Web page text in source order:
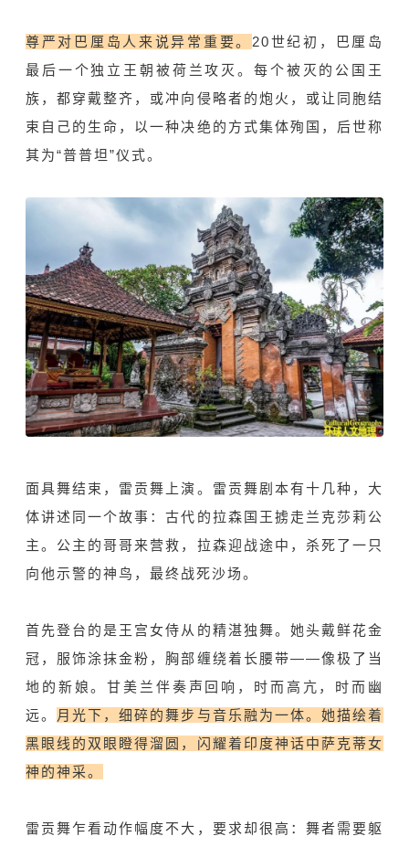
尊严对巴厘岛人来说异常重要。 20世纪初，巴厘岛
最后一个独立王朝被荷兰攻灭。每个被灭的公国王
族，都穿戴整齐，或冲向侵略者的炮火，或让同胞结
束自己的生命，以一种决绝的方式集体殉国，后世称
其为“普普坦”仪式。
面具舞结束，雷贡舞上演。雷贡舞剧本有十几种，大
体讲述同一个故事：古代的拉森国王掳走兰克莎莉公
主。公主的哥哥来营救，拉森迎战途中，杀死了一只
向他示警的神鸟，最终战死沙场。
首先登台的是王宫女侍从的精湛独舞。她头戴鲜花金
冠，服饰涂抹金粉，胸部缠绕着长腰带——像极了当
地的新娘。甘美兰伴奏声回响，时而高亢，时而幽
远。
月光下，细碎的舞步与音乐融为一体。她描绘着
黑眼线的双眼瞪得溜圆，闪耀着印度神话中萨克蒂女
神的神采。
雷贡舞乍看动作幅度不大，要求却很高：舞者需要躯